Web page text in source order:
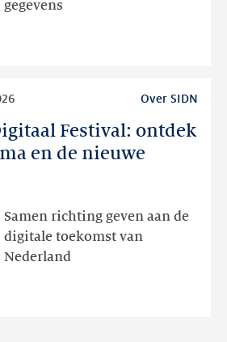
gegevens
Festival: ontdek
en de nieuwe
Over SIDN
Samen richting geven aan de
digitale toekomst van
Nederland